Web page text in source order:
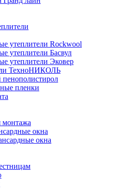
утеплители Rockwool
утеплители Басвул
утеплители Эковер
ТехноНИКОЛЬ
пленки
монтажа
окна
окна